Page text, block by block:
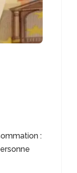
: